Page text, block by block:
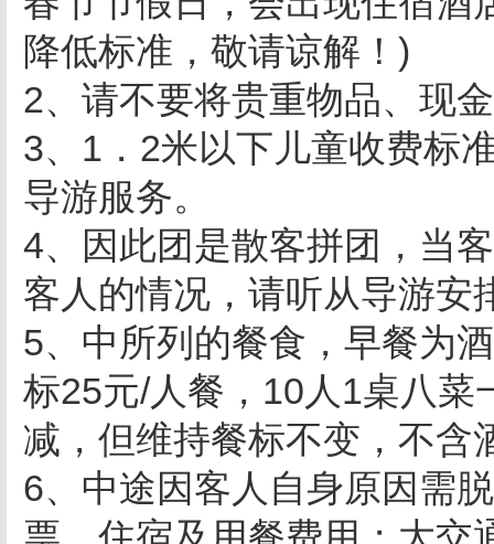
降低标准，敬请谅解！)
2、请不要将贵重物品、现
3、1．2米以下儿童收费标
导游服务。
4、因此团是散客拼团，当
客人的情况，请听从导游安
5、中所列的餐食，早餐为
标25元/人餐，10人1桌八菜
减，但维持餐标不变，不含
6、中途因客人自身原因需